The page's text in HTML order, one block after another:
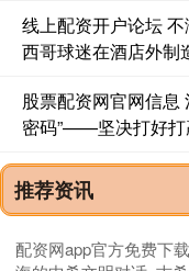
线上配资开户论坛
西哥球迷在酒店外制
股票配资网官网信息
密码”——坚决打好打
推荐资讯
配资网app官方免费下